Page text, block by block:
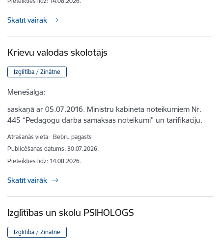
Skatīt vairāk
Krievu valodas skolotājs
Izglītība / Zinātne
Mēnešalga:
saskaņā ar 05.07.2016. Ministru kabineta noteikumiem Nr.
445 “Pedagogu darba samaksas noteikumi” un tarifikāciju.
Atrašanās vieta: Bebru pagasts
Publicēšanas datums: 30.07.2026.
Pieteikties līdz: 14.08.2026.
Skatīt vairāk
Izglītības un skolu PSIHOLOGS
Izglītība / Zinātne